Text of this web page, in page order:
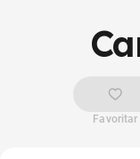
Favoritar